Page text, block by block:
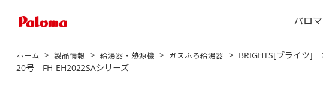
パロ
ホーム >製品情報 > 給湯器・熱源機 > ガスふろ給湯器 > BRIGHTS[ブライツ]
20号 FH-EH2022SAシリーズ